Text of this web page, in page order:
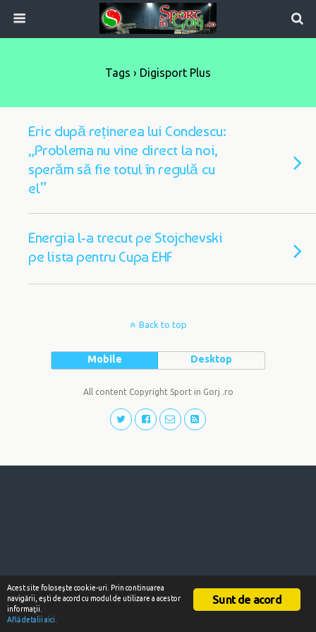
Tags › Digisport Plus
Eric după reținerea lui Condescu:
„Problema nu vine direct la noi,
sperăm să fie totul în regulă cu
el”
Energia l-a trecut pe Stojchevski
pe lista pentru Cupa EHF
Back to top
Mobile Desktop
All content Copyright Sport in Gorj .ro
Sunt de acord
Acest site foloseşte cookie-uri. Prin continuarea
navigării, eşti de acord cu modul de utilizare a acestor
informaţii.
Află detalii aici.